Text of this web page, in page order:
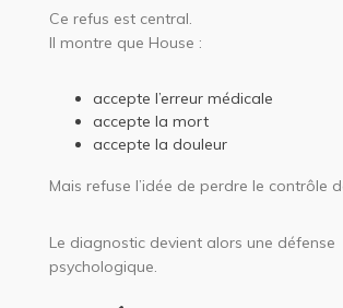
Ce refus est central.
Il montre que House :
accepte l’erreur médicale
accepte la mort
accepte la douleur
Mais refuse l’idée de perdre le contrôle
Le diagnostic devient alors une défense
psychologique.